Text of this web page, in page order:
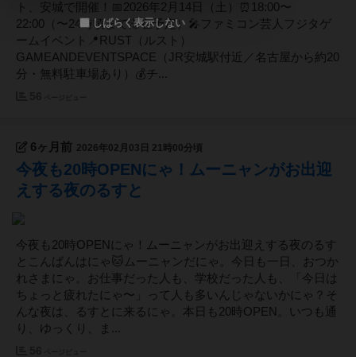
ト、安城で開催！📅2026年2月14日（土）⏰18:00〜
22:00（〜24時頃まで滞在予定）🎤ファミコン芸人フジタゲ
ームイベント📍RUST（ルスト）
GAMEANDEVENTSPACE（JR安城駅付近／名古屋から約20
分・無料駐車場あり）💰チ...
6ヶ月前 2026年02月03日 21時00分頃
今夜も20時OPENにゃ！ムーニャンがお出迎
えする夜のるすと
今夜も20時OPENにゃ！ムーニャンがお出迎えする夜のるす
とこんばんはにゃ🐱ムーニャンだにゃ。今日も一日、おつか
れさまにゃ。お仕事だった人も、学校だった人も、「今日は
ちょっと疲れたにゃ〜」って人も多いんじゃないかにゃ？そ
んな夜は、るすとに来るにゃ。本日も20時OPEN。いつも通
り、ゆっくり、ま...
しばらく表示しない